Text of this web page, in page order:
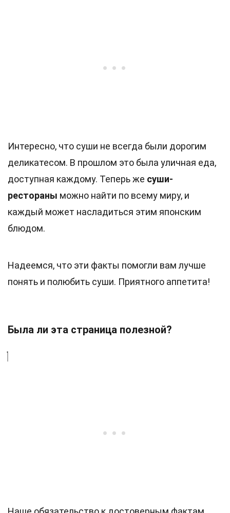
Интересно, что суши не всегда были дорогим
деликатесом. В прошлом это была уличная еда,
доступная каждому. Теперь же суши-
рестораны можно найти по всему миру, и
каждый может насладиться этим японским
блюдом.
Надеемся, что эти факты помогли вам лучше
понять и полюбить суши. Приятного аппетита!
Была ли эта страница полезной?